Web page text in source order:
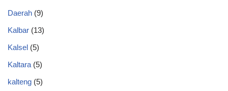
Daerah (9)
Kalbar (13)
Kalsel (5)
Kaltara(5)
kalteng (5)